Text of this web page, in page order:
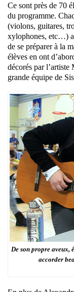
Ce sont près de 70
du programme.
(violons, guitares,
xylophones, etc…)
de se préparer à la
élèves en ont
décorés par
grande équipe de
De son propre aveux,
accorder